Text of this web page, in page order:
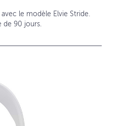
le modèle Elvie Stride.
de 90 jours.